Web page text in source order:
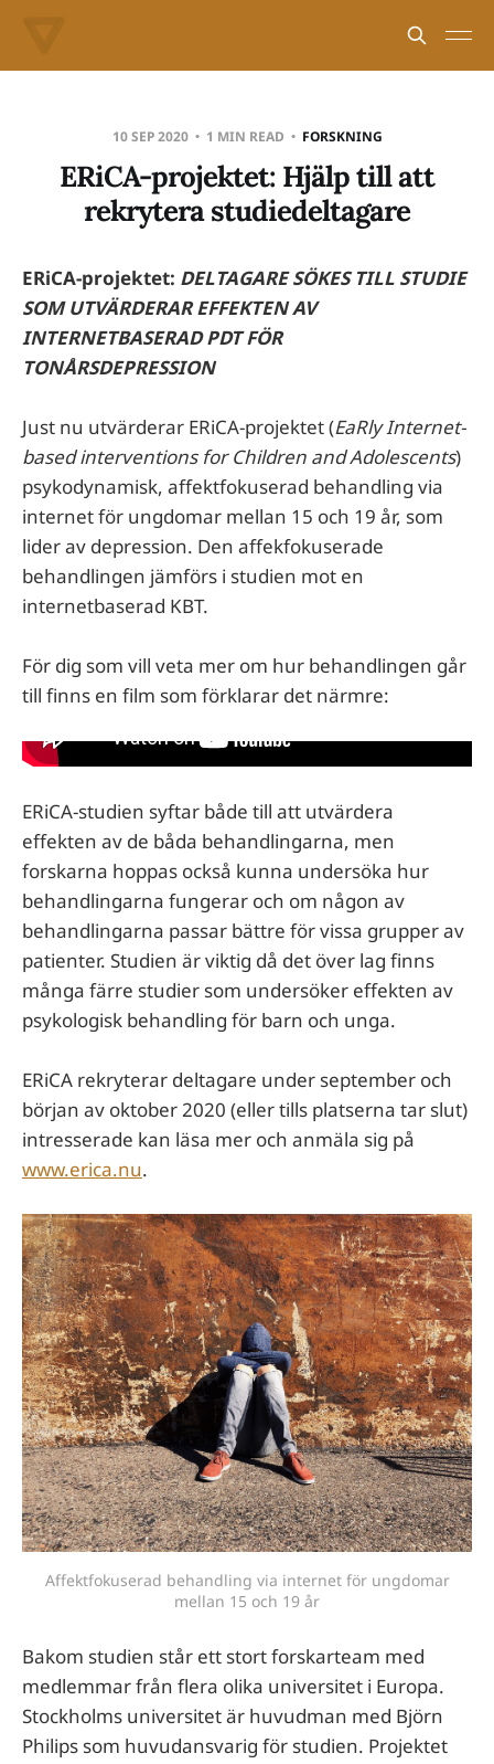
10 SEP 2020 1 MIN READ FORSKNING
ERiCA-projektet: Hjälp till att
rekrytera studiedeltagare
ERiCA-projektet: DELTAGARE SÖKES TILL STUDIE
SOM UTVÄRDERAR EFFEKTEN AV
INTERNETBASERAD PDT FÖR
TONÅRSDEPRESSION
Just nu utvärderar ERiCA-projektet (EaRly Internet-
based interventions for Children and Adolescents)
psykodynamisk, affektfokuserad behandling via
internet för ungdomar mellan 15 och 19 år, som
lider av depression. Den affekfokuserade
behandlingen jämförs i studien mot en
internetbaserad KBT.
För dig som vill veta mer om hur behandlingen går
till finns en film som förklarar det närmre:
ERiCA-studien syftar både till att utvärdera
effekten av de båda behandlingarna, men
forskarna hoppas också kunna undersöka hur
behandlingarna fungerar och om någon av
behandlingarna passar bättre för vissa grupper av
patienter. Studien är viktig då det över lag finns
många färre studier som undersöker effekten av
psykologisk behandling för barn och unga.
ERiCA rekryterar deltagare under september och
början av oktober 2020 (eller tills platserna tar slut)
intresserade kan läsa mer och anmäla sig på
www.erica.nu.
Affektfokuserad behandling via internet för ungdomar
mellan 15 och 19 år
Bakom studien står ett stort forskarteam med
medlemmar från flera olika universitet i Europa.
Stockholms universitet är huvudman med Björn
Philips som huvudansvarig för studien. Projektet